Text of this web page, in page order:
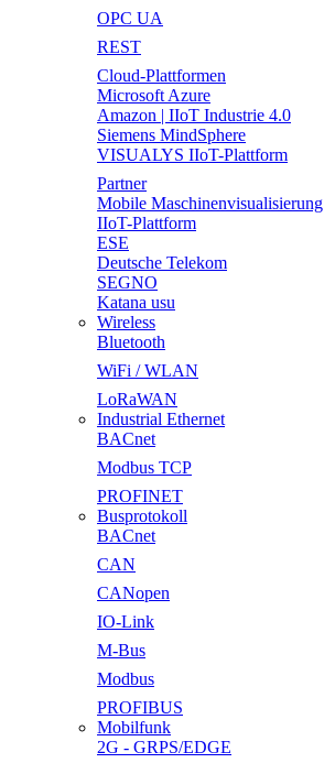
OPC UA
REST
Cloud-Plattformen
Microsoft Azure
Amazon | IIoT Industrie 4.0
Siemens MindSphere
VISUALYS IIoT-Plattform
Partner
Mobile Maschinenvisualisierung
IIoT-Plattform
ESE
Deutsche Telekom
SEGNO
Katana usu
Wireless
Bluetooth
WiFi / WLAN
LoRaWAN
Industrial Ethernet
BACnet
Modbus TCP
PROFINET
Busprotokoll
BACnet
CAN
CANopen
IO-Link
M-Bus
Modbus
PROFIBUS
Mobilfunk
2G - GRPS/EDGE